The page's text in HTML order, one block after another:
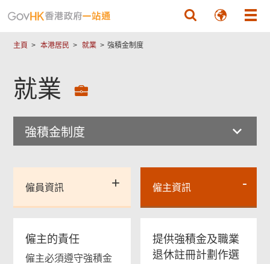
主頁 本港居民 就業 強積金制度
就業
強積金制度
僱員資訊 僱主資訊
僱主的責任
僱主必須遵守強積金
提供強積金及職業
退休註冊計劃作選